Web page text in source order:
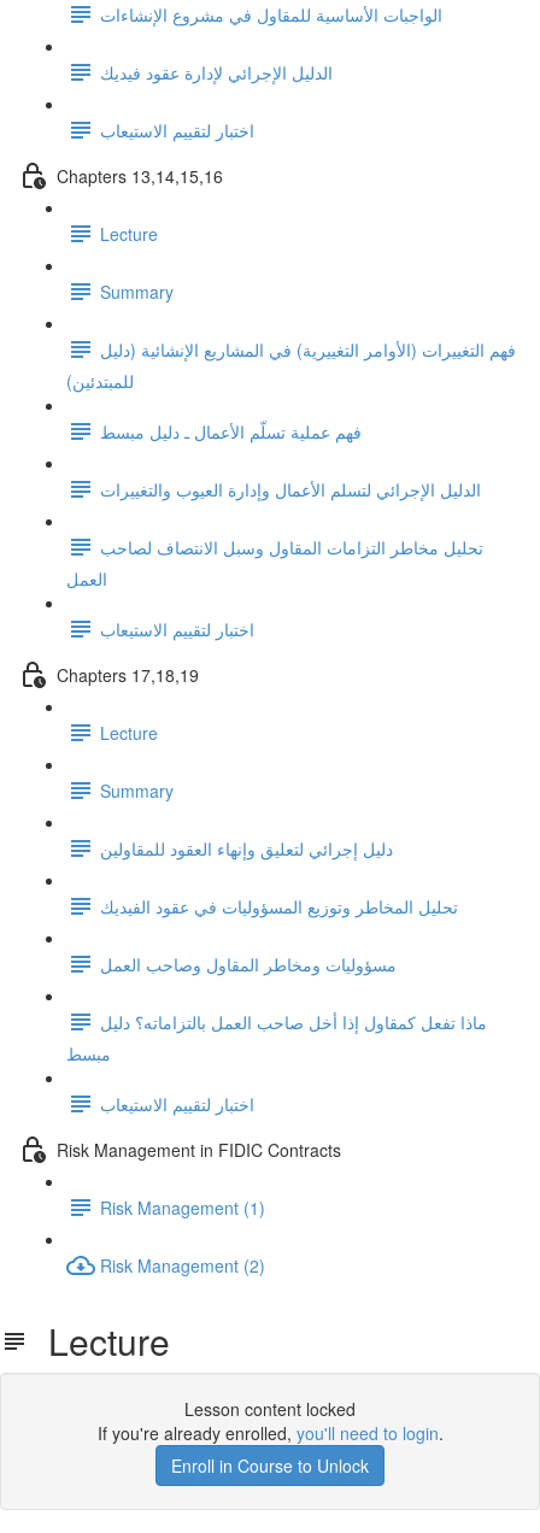
الواجبات الأساسية للمقاول في مشروع الإنشاءات
الدليل الإجرائي لإدارة عقود فيديك
اختبار لتقييم الاستيعاب
Chapters 13,14,15,16
Lecture
Summary
فهم التغييرات (الأوامر التغييرية) في المشاريع الإنشائية (دليل
للمبتدئين)
فهم عملية تسلّم الأعمال ـ دليل مبسط
الدليل الإجرائي لتسلم الأعمال وإدارة العيوب والتغييرات
تحليل مخاطر التزامات المقاول وسبل الانتصاف لصاحب
العمل
اختبار لتقييم الاستيعاب
Chapters 17,18,19
Lecture
Summary
دليل إجرائي لتعليق وإنهاء العقود للمقاولين
تحليل المخاطر وتوزيع المسؤوليات في عقود الفيديك
مسؤوليات ومخاطر المقاول وصاحب العمل
ماذا تفعل كمقاول إذا أخل صاحب العمل بالتزاماته؟ دليل
مبسط
اختبار لتقييم الاستيعاب
Risk Management in FIDIC Contracts
Risk Management (1)
Risk Management (2)
Lecture
Lesson content locked
If you're already enrolled, you'll need to login.
Enroll in Course to Unlock